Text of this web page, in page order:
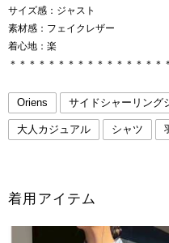
サイズ感：ジャスト
素材感：フェイクレザー
着心地：楽
＊＊＊＊＊＊＊＊＊＊＊＊＊＊＊＊
Oriens サイドシャーリング
大人カジュアル シャツ
着用アイテム